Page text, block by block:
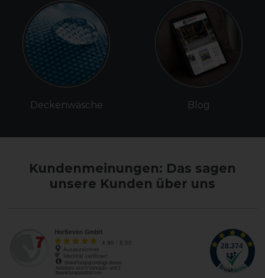
Deckenwäsche Blog
Kundenmeinungen: Das sagen
unsere Kunden über uns